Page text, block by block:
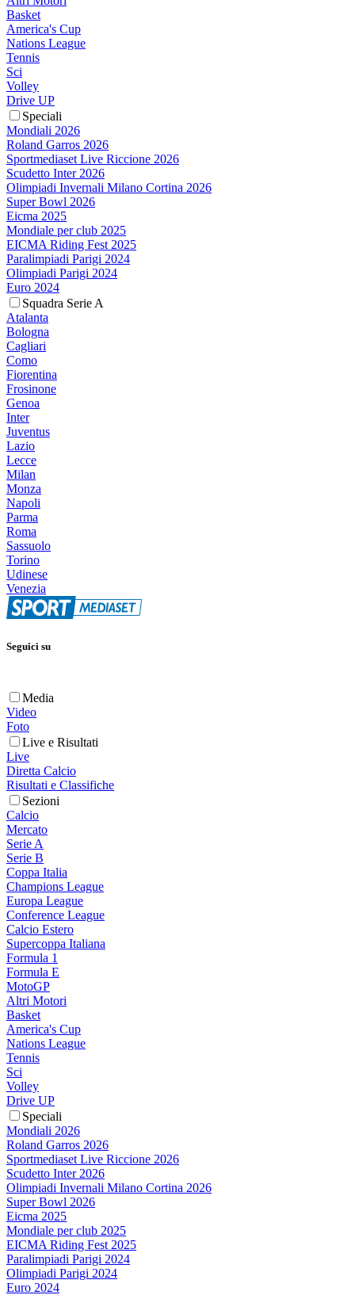
Basket
America's Cup
Nations League
Tennis
Sci
Volley
Drive UP
Speciali
Mondiali 2026
Roland Garros 2026
Sportmediaset Live Riccione 2026
Scudetto Inter 2026
Olimpiadi Invernali Milano Cortina 2026
Super Bowl 2026
Eicma 2025
Mondiale per club 2025
EICMA Riding Fest 2025
Paralimpiadi Parigi 2024
Olimpiadi Parigi 2024
Euro 2024
Squadra Serie A
Atalanta
Bologna
Cagliari
Como
Fiorentina
Frosinone
Genoa
Inter
Juventus
Lazio
Lecce
Milan
Monza
Napoli
Parma
Roma
Sassuolo
Torino
Udinese
Venezia
Seguici su
Media
Video
Foto
Live e Risultati
Live
Diretta Calcio
Risultati e Classifiche
Sezioni
Calcio
Mercato
Serie A
Serie B
Coppa Italia
Champions League
Europa League
Conference League
Calcio Estero
Supercoppa Italiana
Formula 1
Formula E
MotoGP
Altri Motori
Basket
America's Cup
Nations League
Tennis
Sci
Volley
Drive UP
Speciali
Mondiali 2026
Roland Garros 2026
Sportmediaset Live Riccione 2026
Scudetto Inter 2026
Olimpiadi Invernali Milano Cortina 2026
Super Bowl 2026
Eicma 2025
Mondiale per club 2025
EICMA Riding Fest 2025
Paralimpiadi Parigi 2024
Olimpiadi Parigi 2024
Euro 2024